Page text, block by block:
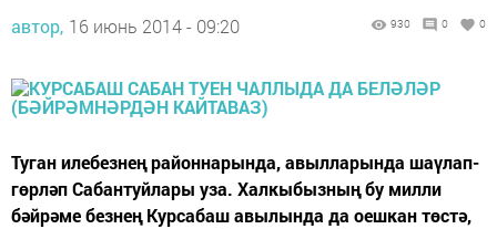
автор, 16 июнь 2014 - 09:20 930 0 0
Туган илебезнең районнарында, авылларында шаүлап-
гөрләп Сабантуйлары уза. Халкыбызның бу милли
бәйрәме безнең Курсабаш авылында да оешкан төстә,